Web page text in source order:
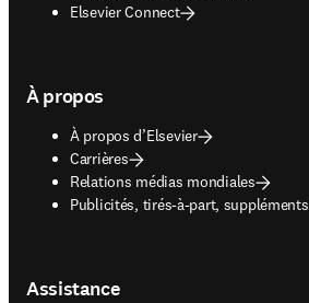
Elsevier Connect
À propos
À propos d’Elsevier
Carrières
Relations médias mondiales
Publicités, tirés-à-part, suppléments
opens in new tab/window
Assistance